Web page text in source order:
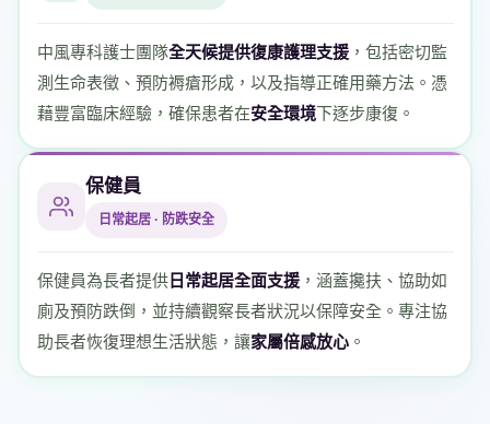
中風專科護士團隊全天候提供復康護理支援，包括密切監
測生命表徵、預防褥瘡形成，以及指導正確用藥方法。憑
藉豐富臨床經驗，確保患者在安全環境下逐步康復。
保健員
日常起居 · 防跌安全
保健員為長者提供日常起居全面支援，涵蓋攙扶、協助如
廁及預防跌倒，並持續觀察長者狀況以保障安全。專注協
助長者恢復理想生活狀態，讓家屬倍感放心。